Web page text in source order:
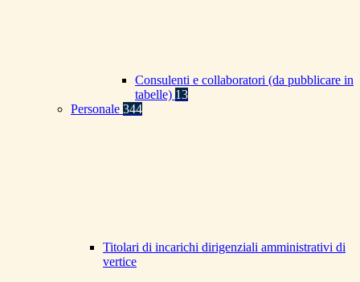
Consulenti e collaboratori (da pubblicare in
tabelle) 13
Personale 344
Titolari di incarichi dirigenziali amministrativi di
vertice